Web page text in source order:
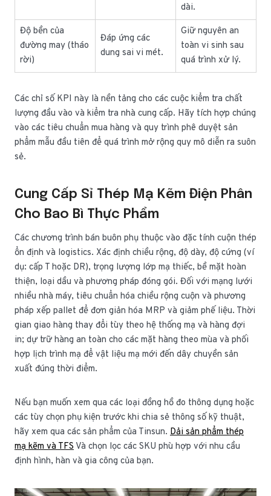
dài.
Độ bền của
đường may (tháo
rời)
Đáp ứng các
dung sai vi mét.
Giữ nguyên an
toàn vi sinh sau
quá trình xử lý.
Các chỉ số KPI này là nền tảng cho các cuộc kiểm tra chất
lượng đầu vào và kiểm tra nhà cung cấp. Hãy tích hợp chúng
vào các tiêu chuẩn mua hàng và quy trình phê duyệt sản
phẩm mẫu đầu tiên để quá trình mở rộng quy mô diễn ra suôn
sẻ.
Cung Cấp Sỉ Thép Mạ Kẽm Điện Phân
Cho Bao Bì Thực Phẩm
Các chương trình bán buôn phụ thuộc vào đặc tính cuộn thép
ổn định và logistics. Xác định chiều rộng, độ dày, độ cứng (ví
dụ: cấp T hoặc DR), trọng lượng lớp mạ thiếc, bề mặt hoàn
thiện, loại dầu và phương pháp đóng gói. Đối với mạng lưới
nhiều nhà máy, tiêu chuẩn hóa chiều rộng cuộn và phương
pháp xếp pallet để đơn giản hóa MRP và giảm phế liệu. Thời
gian giao hàng thay đổi tùy theo hệ thống mạ và hàng đợi
in; dự trữ hàng an toàn cho các mặt hàng theo mùa và phối
hợp lịch trình mạ để vật liệu mạ mới đến dây chuyền sản
xuất đúng thời điểm.
Nếu bạn muốn xem qua các loại đồng hồ đo thông dụng hoặc
các tùy chọn phụ kiện trước khi chia sẻ thông số kỹ thuật,
hãy xem qua các sản phẩm của Tinsun. Dải sản phẩm thép
mạ kẽm và TFS Và chọn lọc các SKU phù hợp với nhu cầu
định hình, hàn và gia công của bạn.